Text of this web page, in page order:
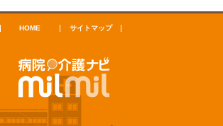
HOME サイトマップ